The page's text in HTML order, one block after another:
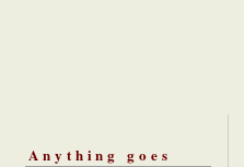
Anything goes